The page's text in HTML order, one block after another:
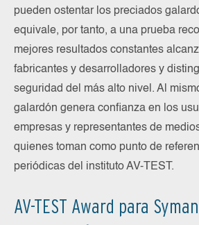
pueden ostentar los preciados
equivale, por tanto, a una prueba
mejores resultados constantes
fabricantes y desarrolladores y
seguridad del más alto nivel. Al
galardón genera confianza en los
empresas y representantes de
quienes toman como punto de
periódicas del instituto AV-TEST.
AV-TEST Award para